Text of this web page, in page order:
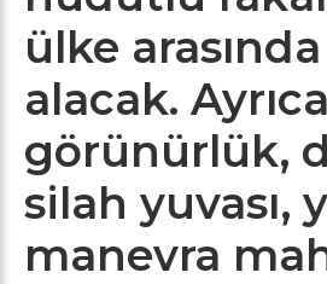
ülke
alacak.
görünürlük,
silah yuvası,
manevra